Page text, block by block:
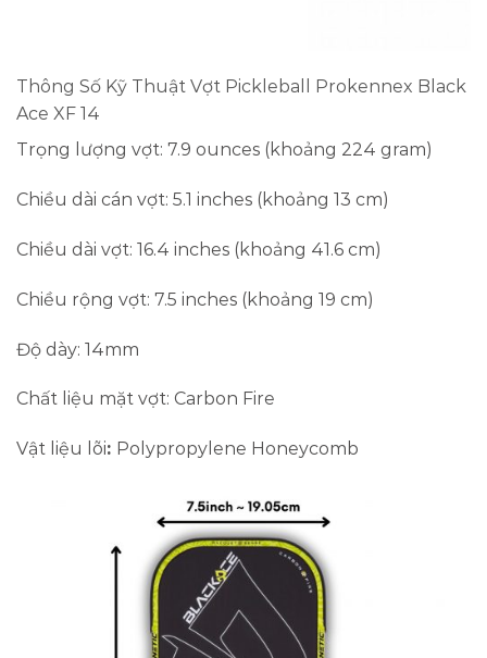
Thông Số Kỹ Thuật Vợt Pickleball Prokennex Black
Ace XF 14
Trọng lượng vợt: 7.9 ounces (khoảng 224 gram)
Chiều dài cán vợt: 5.1 inches (khoảng 13 cm)
Chiều dài vợt: 16.4 inches (khoảng 41.6 cm)
Chiều rộng vợt: 7.5 inches (khoảng 19 cm)
Độ dày: 14mm
Chất liệu mặt vợt: Carbon Fire
Vật liệu lõi: Polypropylene Honeycomb